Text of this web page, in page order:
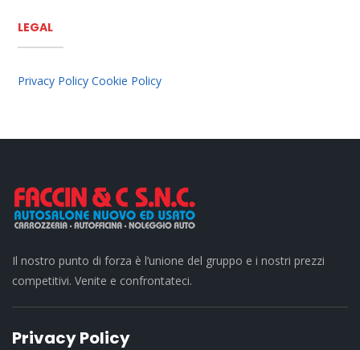
LEGAL
Privacy Policy Cookie Policy
Il nostro punto di forza è l’unione del gruppo e i nostri prezzi
competitivi. Venite e confrontateci.
Privacy Policy